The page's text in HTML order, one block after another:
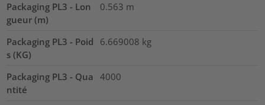
Packaging PL3 - Lon
gueur (m)
0.563 m
Packaging PL3 - Poid
s (KG)
6.669008 kg
Packaging PL3 - Qua
ntité
4000